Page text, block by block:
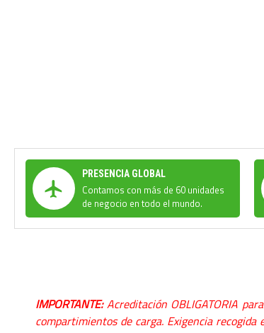
PRESENCIA GLOBAL
Contamos con más de 60 unidades
de negocio en todo el mundo.
IMPORTANTE:Acreditación OBLIGATORIA
compartimientos de carga. Exigencia recogida